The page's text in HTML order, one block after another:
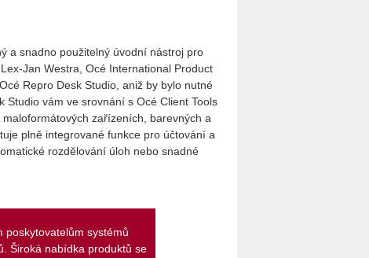
a snadno použitelný úvodní nástroj pro
Jan Westra, Océ International Product
Repro Desk Studio, aniž by bylo nutné
vám ve srovnání s Océ Client Tools
zařízeních, barevných a
plně integrované funkce pro účtování a
rozdělování úloh nebo snadné
poskytovatelům systémů
Široká nabídka produktů se